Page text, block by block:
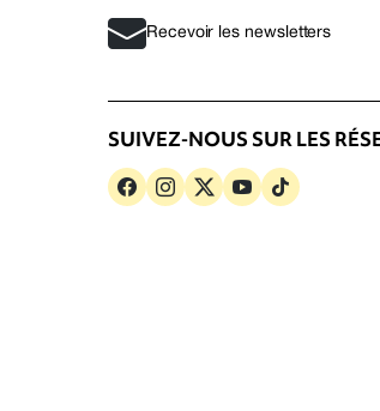
Recevoir les newsletters
SUIVEZ-NOUS SUR LES